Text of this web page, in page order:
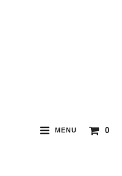
MENU 0
は雑貨配送料無料対象外と